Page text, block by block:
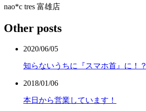
nao*c tres 富雄店
Other posts
2020/06/05
知らないうちに『スマホ首』に！？
2018/01/06
本日から営業しています！